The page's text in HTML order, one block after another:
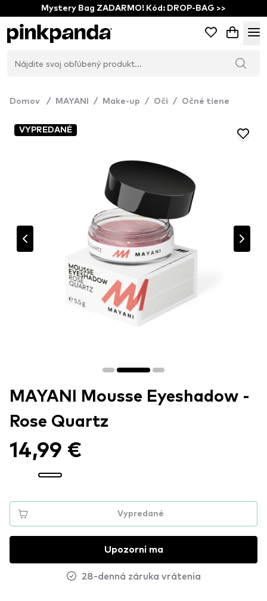
Mystery Bag ZADARMO! Kód: DROP-BAG >>
Domov / MAYANI / Make-up / Oči / Očné tiene
VYPREDANÉ
MAYANI Mousse Eyeshadow -
Rose Quartz
14,99 €
Vypredané
Upozorni ma
28-denná záruka vrátenia